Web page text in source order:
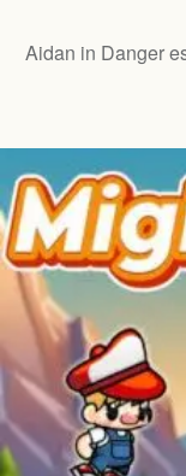
Aidan in Danger